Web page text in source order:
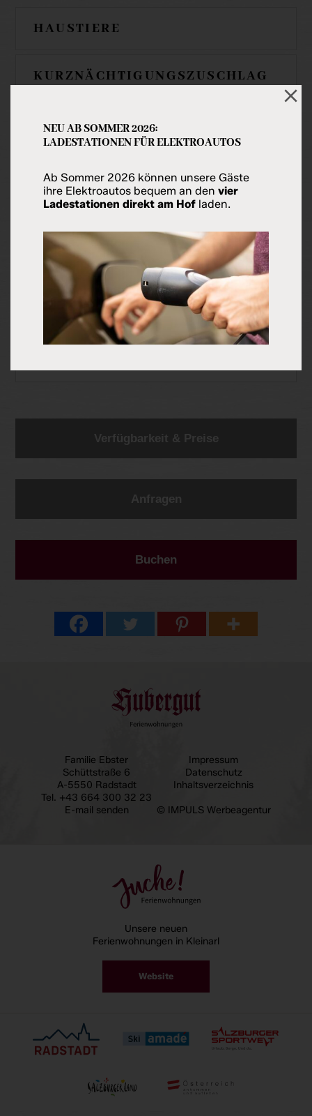
HAUSTIERE
KURZNÄCHTIGUNGSZUSCHLAG
ORTSTAXE
ENDREINIGUNG
STORNOBEDINGUNGEN
REISEVERSICHERUNG
Verfügbarkeit & Preise
Anfragen
Buchen
Familie Ebster
Schüttstraße 6
A-5550 Radstadt
Tel. +43 664 300 32 23
E-mail senden
Impressum
Datenschutz
Inhaltsverzeichnis
© IMPULS Werbeagentur
Unsere neuen
Ferienwohnungen in Kleinarl
Website
NEU AB SOMMER 2026:
LADESTATIONEN FÜR ELEKTROAUTOS
Ab Sommer 2026 können unsere Gäste
ihre Elektroautos bequem an den vier
Ladestationen direkt am Hof laden.